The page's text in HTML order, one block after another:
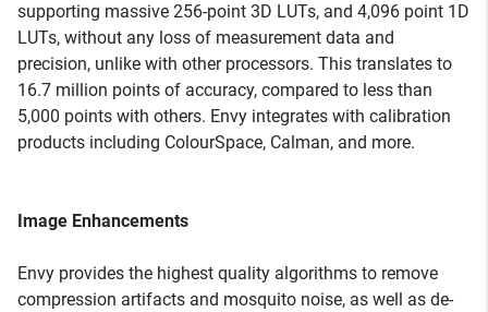
supporting massive 256-point 3D LUTs, and 4,096 point 1D
LUTs, without any loss of measurement data and
precision, unlike with other processors. This translates to
16.7 million points of accuracy, compared to less than
5,000 points with others. Envy integrates with calibration
products including ColourSpace, Calman, and more.
Image Enhancements
Envy provides the highest quality algorithms to remove
compression artifacts and mosquito noise, as well as de-